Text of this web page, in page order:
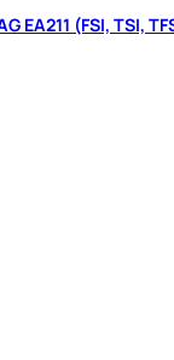
EA211 (FSI, TSI,